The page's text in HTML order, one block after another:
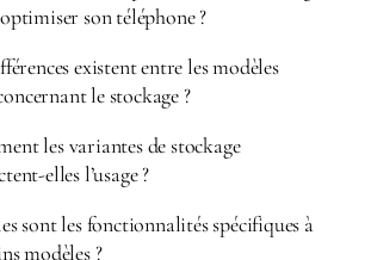
son téléphone ?
existent entre les modèles
le stockage ?
les variantes de stockage
elles l’usage ?
sont les fonctionnalités spécifiques à
modèles ?